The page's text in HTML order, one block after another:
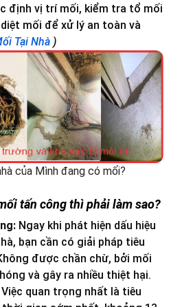
định vị trí mối, kiểm tra tổ mối
mối để xử lý an toàn và
Tại Nhà )
của Mình đang có mối?
tấn công thì phải làm sao?
Ngay khi phát hiện dấu hiệu
bạn cần có giải pháp tiêu
được chần chừ, bởi mối
và gây ra nhiều thiệt hại.
Việc quan trọng nhất là tiêu